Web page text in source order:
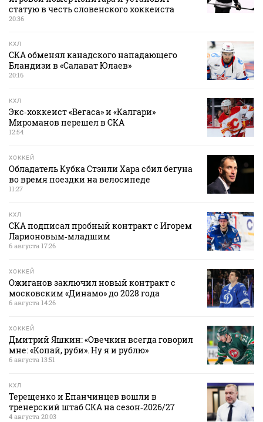
статую в честь словенского хоккеиста
20:36
КХЛ
СКА обменял канадского нападающего
Бландизи в «Салават Юлаев»
20:16
КХЛ
Экс‑хоккеист «Вегаса» и «Калгари»
Мироманов перешел в СКА
12:54
ХОККЕЙ
Обладатель Кубка Стэнли Хара сбил бегуна
во время поездки на велосипеде
11:27
КХЛ
СКА подписал пробный контракт с Игорем
Ларионовым‑младшим
6 августа 17:26
ХОККЕЙ
Ожиганов заключил новый контракт с
московским «Динамо» до 2028 года
6 августа 14:26
ХОККЕЙ
Дмитрий Яшкин: «Овечкин всегда говорил
мне: «Копай, руби». Ну я и рублю»
6 августа 13:51
КХЛ
Терещенко и Епанчинцев вошли в
тренерский штаб СКА на сезон‑2026/27
4 августа 20:03